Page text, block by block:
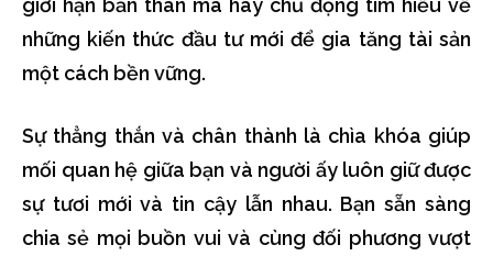
giới hạn bản thân mà hãy chủ động tìm hiểu về
những kiến thức đầu tư mới để gia tăng tài sản
một cách bền vững.
Sự thẳng thắn và chân thành là chìa khóa giúp
mối quan hệ giữa bạn và người ấy luôn giữ được
sự tươi mới và tin cậy lẫn nhau. Bạn sẵn sàng
chia sẻ mọi buồn vui và cùng đối phương vượt